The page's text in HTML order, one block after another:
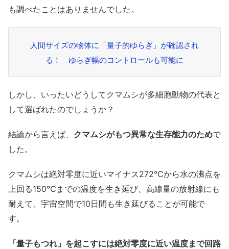
も調べたことはありませんでした。
人間サイズの物体に「量子的ゆらぎ」が確認され
る！ ゆらぎ幅のコントロールも可能に
しかし、いったいどうしてクマムシが多細胞動物の代表と
して選ばれたのでしょうか？
結論から言えば、 クマムシがもつ異常な生存能力のためで
した。
クマムシは絶対零度に近いマイナス272℃から水の沸点を
上回る150℃までの温度を生き延び、高線量の放射線にも
耐えて、宇宙空間で10日間も生き延びることが可能で
す。
「量子もつれ」を起こすには絶対零度に近い温度まで回路